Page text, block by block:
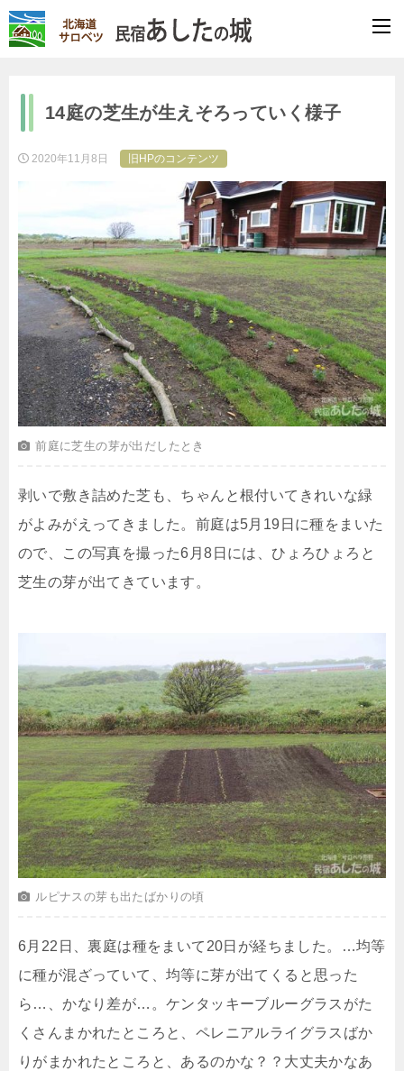
14庭の芝生が生えそろっていく様子
2020年11月8日 旧HPのコンテンツ
前庭に芝生の芽が出だしたとき
剥いで敷き詰めた芝も、ちゃんと根付いてきれいな緑
がよみがえってきました。前庭は5月19日に種をまいた
ので、この写真を撮った6月8日には、ひょろひょろと
芝生の芽が出てきています。
ルピナスの芽も出たばかりの頃
6月22日、裏庭は種をまいて20日が経ちました。…均等
に種が混ざっていて、均等に芽が出てくると思った
ら…、かなり差が…。ケンタッキーブルーグラスがた
くさんまかれたところと、ペレニアルライグラスばか
りがまかれたところと、あるのかな？？大丈夫かなあ